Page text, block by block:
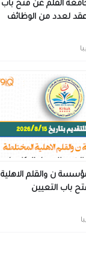
القلم عن فتح باب
لعدد من الوظائف
ن والقلم الاهلية
باب التعيين